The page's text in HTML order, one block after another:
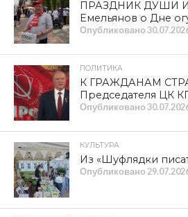
ПРАЗДНИК ДУШИ
Емельянов о Дне
Опубликовано
ПОЛИТИКА
К ГРАЖДАНАМ
Председателя ЦК
Опубликовано
КУЛЬТУРА
Из «Шуфлядки
Опубликовано